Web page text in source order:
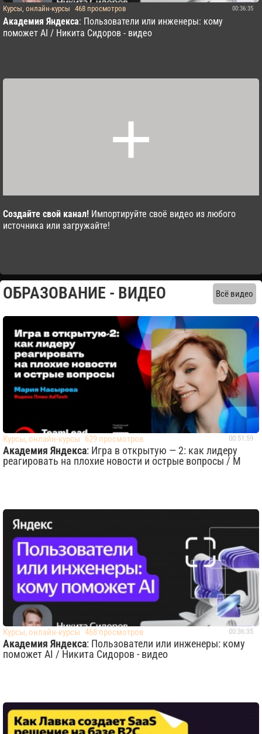
00:36:35
Курсы, онлайн-курсы 468 просмотров
Академия Яндекса: Пользователи или инженеры: кому
поможет AI / Никита Сидоров - видео
+
Cоздайте свой канал! Импортируйте своё видео из любого
источника или загружайте!
ОБРАЗОВАНИЕ - ВИДЕО Всё видео
00:51:59
Курсы, онлайн-курсы 629 просмотров
Академия Яндекса: Игра в открытую — 2: как лидеру
реагировать на плохие новости и острые вопросы / М
00:36:35
Курсы, онлайн-курсы 468 просмотров
Академия Яндекса: Пользователи или инженеры: кому
поможет AI / Никита Сидоров - видео